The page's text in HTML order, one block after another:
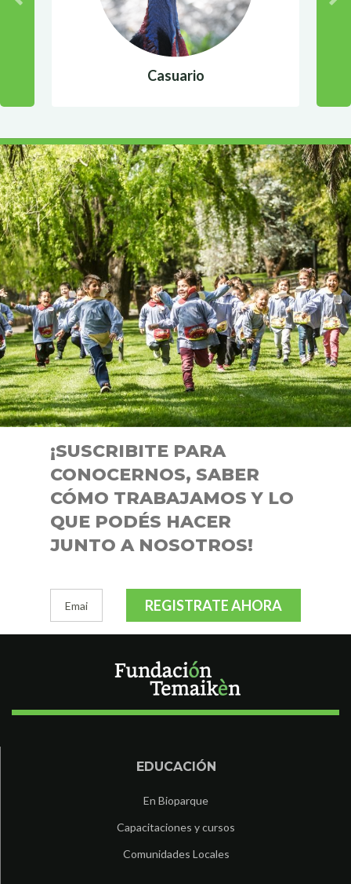
Casuario
¡SUSCRIBITE PARA
CONOCERNOS, SABER
CÓMO TRABAJAMOS Y LO
QUE PODÉS HACER
JUNTO A NOSOTROS!
REGISTRATE AHORA
EDUCACIÓN
En Bioparque
Capacitaciones y cursos
Comunidades Locales